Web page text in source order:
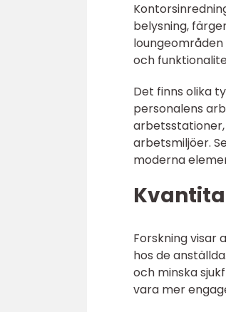
belysning,
och
Det finns olika
personalens
arbetsmiljöer.
moderna
Forskning visar
hos de
och minska
vara mer